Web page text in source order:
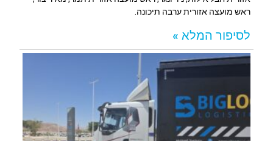
ראש מועצה אזורית ערבה תיכונה.
לסיפור המלא »